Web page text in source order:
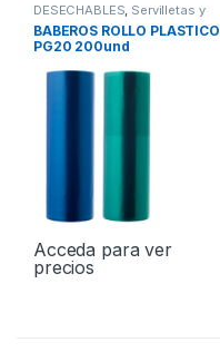
DESECHABLES Servilletas y
BABEROS ROLLO PLASTICO
PG20 200und
Acceda para ver
precios